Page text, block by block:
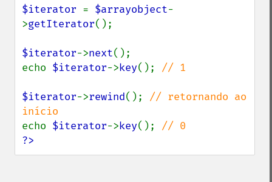
$iterator = $arrayobject-
>getIterator();
$iterator->next();
echo $iterator->key(); // 1
$iterator->rewind(); // retornando ao
echo $iterator->key();
?>